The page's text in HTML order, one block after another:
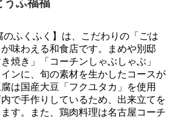
うふ福福
のふくふく】は、こだわりの「ごは
味わえる和食店です。まめや別邸
焼き」「コーチンしゃぶしゃぶ」
インに、旬の素材を生かしたコースが
は国産大豆「フクユタカ」を使用
で手作りしているため、出来立てを
す。また、鶏肉料理は名古屋コーチ